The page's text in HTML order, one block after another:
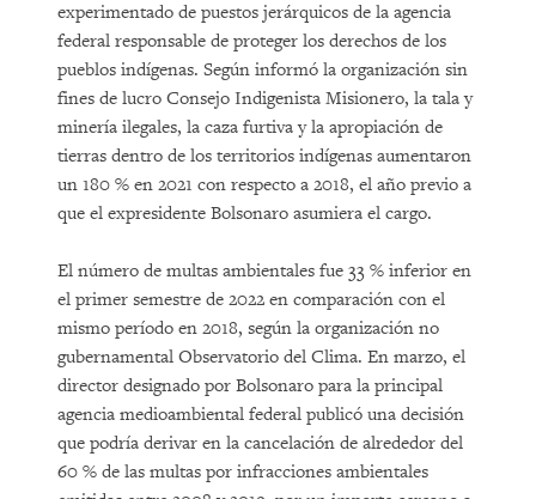
experimentado de puestos jerárquicos de la agencia
federal responsable de proteger los derechos de los
pueblos indígenas. Según informó la organización sin
fines de lucro Consejo Indigenista Misionero, la tala y
minería ilegales, la caza furtiva y la apropiación de
tierras dentro de los territorios indígenas aumentaron
un 180 % en 2021 con respecto a 2018, el año previo a
que el expresidente Bolsonaro asumiera el cargo.
El número de multas ambientales fue 33 % inferior en
el primer semestre de 2022 en comparación con el
mismo período en 2018, según la organización no
gubernamental Observatorio del Clima. En marzo, el
director designado por Bolsonaro para la principal
agencia medioambiental federal publicó una decisión
que podría derivar en la cancelación de alrededor del
60 % de las multas por infracciones ambientales